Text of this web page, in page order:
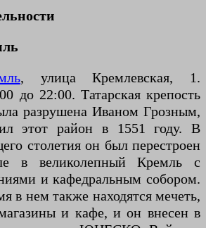
, улица Кремлевская, 1.
до 22:00. Татарская крепость
разрушена Иваном Грозным,
этот район в 1551 году. В
столетия он был перестроен
в великолепный Кремль с
и кафедральным собором.
в нем также находятся мечеть,
и кафе, и он внесен в